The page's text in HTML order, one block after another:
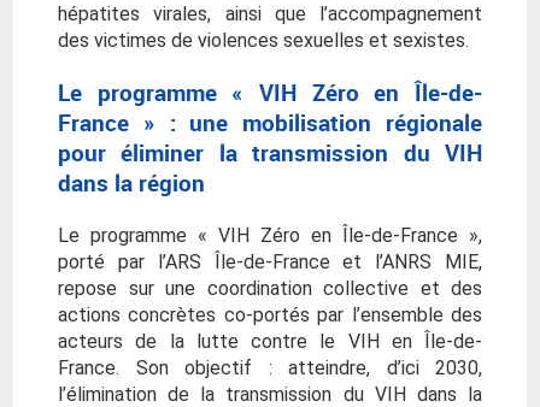
hépatites virales, ainsi que l’accompagnement
des victimes de violences sexuelles et sexistes.
Le programme « VIH Zéro en Île-de-
France » : une mobilisation régionale
pour éliminer la transmission du VIH
dans la région
Le programme « VIH Zéro en Île-de-France »,
porté par l’ARS Île-de-France et l’ANRS MIE,
repose sur une coordination collective et des
actions concrètes co-portés par l’ensemble des
acteurs de la lutte contre le VIH en Île-de-
France. Son objectif : atteindre, d’ici 2030,
l’élimination de la transmission du VIH dans la